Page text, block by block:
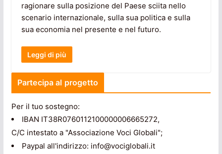
ragionare sulla posizione del Paese sciita nello
scenario internazionale, sulla sua politica e sulla
sua economia nel presente e nel futuro.
Leggi di più
Partecipa al progetto
Per il tuo sostegno:
IBAN IT38R0760112100000006665272,
C/C intestato a "Associazione Voci Globali";
Paypal all'indirizzo: info@vociglobali.it